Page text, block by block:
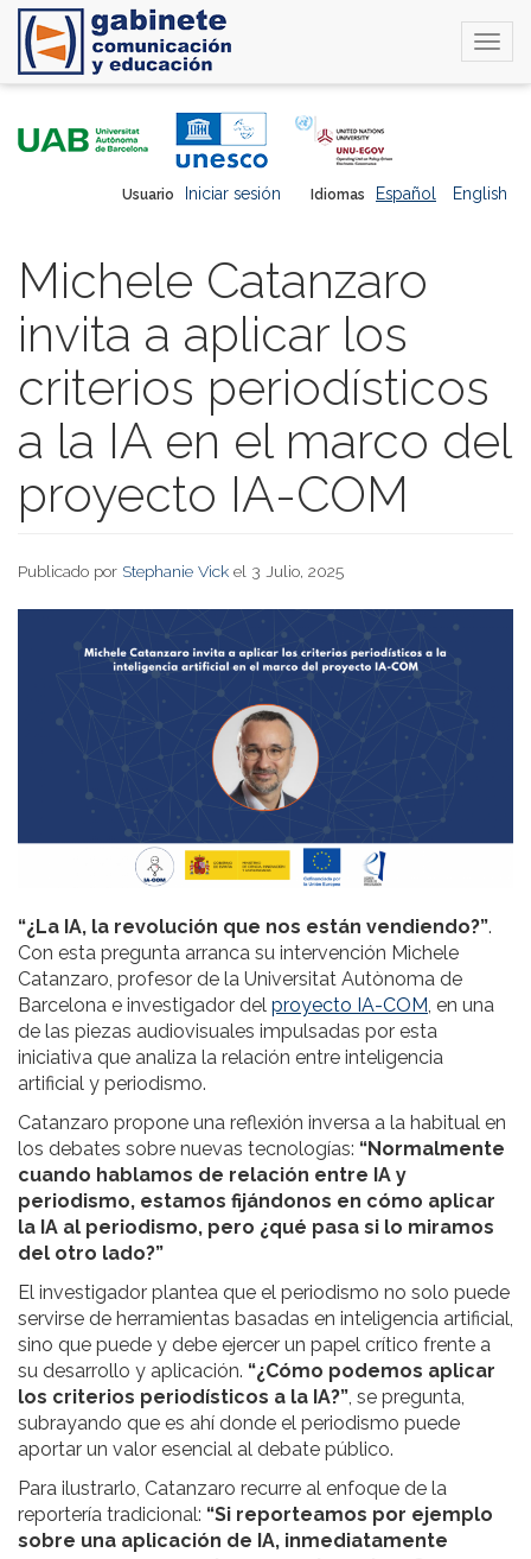
Idiomas Español English
Usuario Iniciar sesión
Michele Catanzaro
invita a aplicar los
criterios periodísticos
a la IA en el marco del
proyecto IA-COM
Publicado por Stephanie Vick el 3 Julio, 2025
“¿La IA, la revolución que nos están vendiendo?”.
Con esta pregunta arranca su intervención Michele
Catanzaro, profesor de la Universitat Autònoma de
Barcelona e investigador del proyecto IA-COM, en una
de las piezas audiovisuales impulsadas por esta
iniciativa que analiza la relación entre inteligencia
artificial y periodismo.
Catanzaro propone una reflexión inversa a la habitual en
los debates sobre nuevas tecnologías: “Normalmente
cuando hablamos de relación entre IA y
periodismo, estamos fijándonos en cómo aplicar
la IA al periodismo, pero ¿qué pasa si lo miramos
del otro lado?”
El investigador plantea que el periodismo no solo puede
servirse de herramientas basadas en inteligencia artificial,
sino que puede y debe ejercer un papel crítico frente a
su desarrollo y aplicación. “¿Cómo podemos aplicar
los criterios periodísticos a la IA?”, se pregunta,
subrayando que es ahí donde el periodismo puede
aportar un valor esencial al debate público.
Para ilustrarlo, Catanzaro recurre al enfoque de la
reportería tradicional: “Si reporteamos por ejemplo
sobre una aplicación de IA, inmediatamente